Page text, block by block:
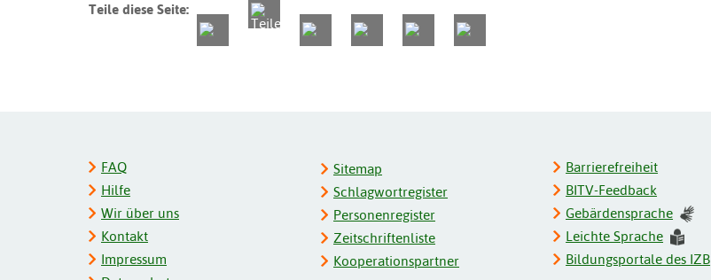
Teile diese Seite:
FAQ
Hilfe
Wir über uns
Kontakt
Impressum
Sitemap
Schlagwortregister
Personenregister
Zeitschriftenliste
Kooperationspartner
Barrierefreiheit
BITV-Feedback
Gebärdensprache
Leichte Sprache
Bildungsportale des IZB